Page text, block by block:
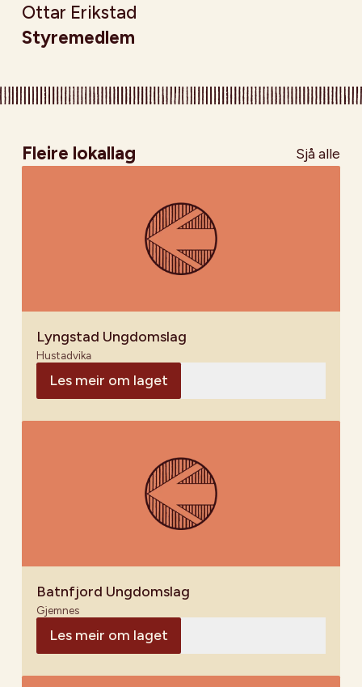
Ottar Erikstad
Styremedlem
Fleire lokallag Sjå alle
Lyngstad Ungdomslag
Hustadvika
Les meir om laget
Batnfjord Ungdomslag
Gjemnes
Les meir om laget